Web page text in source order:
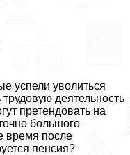
успели уволиться
деятельность
претендовать на
большого
время после
пенсия?